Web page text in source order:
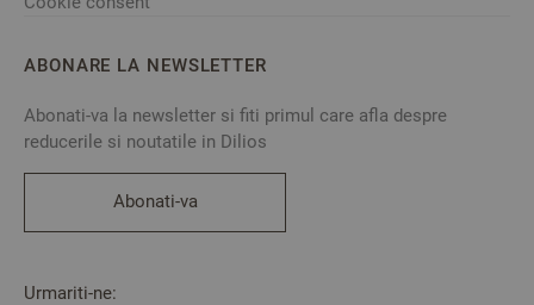
ABONARE LA NEWSLETTER
Abonati-va la newsletter si fiti primul care afla despre
reducerile si noutatile in Dilios
Abonati-va
Urmariti-ne: